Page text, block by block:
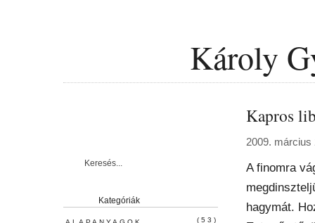
Károly
Kapros
2009. március
A finomra
hagymát.
Kategóriák
(53)